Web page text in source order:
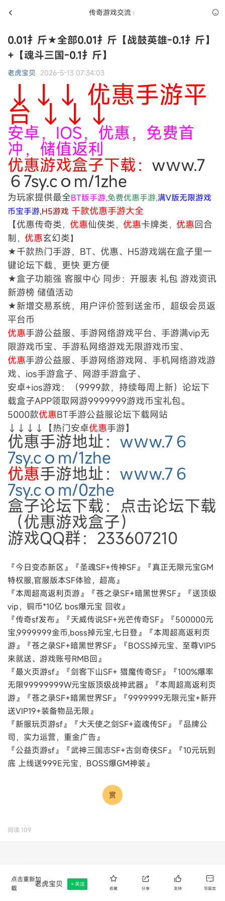
传奇游戏交流
0.01扌斤★全部0.01扌斤【战鼓英雄-0.1扌斤】
+【魂斗三国-0.1扌斤】
老虎宝贝 2026-5-13 07:34:03
↓↓↓ 优惠手游平
台 ↓↓↓
安卓，IOS，优惠，免费首
冲，储值返利
优惠游戏盒子下载： wｗw.7
６7sy.cｏm/1zhe
为玩家提供最全BT版手游,免费优惠手游,满V版无限游戏
币宝手游,H5游戏 千款优惠手游大全
【优惠传奇类， 优惠仙侠类， 优惠卡牌类， 优惠回合
制， 优惠玄幻类】
★千款热门手游，BT、优惠、H5游戏端在盒子里一
键论坛下载，更快 更方便
★盒子功能强 客服中心 同步：开服表 礼包 游戏资讯
新游榜 储值活动
★新增交易系统，用户评价签到送金币，超级会员返
平台币
优惠手游公益服、手游网络游戏平台、手游满vip无
限游戏币宝、手游私网络游戏无限游戏币宝、
优惠手游公益服、手游网络游戏网、手机网络游戏游
戏、ios手游盒子、网游手游盒子、
安卓+ios游戏：（9999款，持续每周上新）论坛下
载盒子APP领取网游9999999游戏币宝礼包。
5000款优惠BT手游公益服论坛下载网站
↓↓↓↓【热门安卓优惠手游】
优惠手游地址： wｗw.7６
7sy.cｏm/1zhe
优惠手游地址： wｗw.7６
7sy.cｏm/0zhe
盒子论坛下载：点击论坛下载
（优惠游戏盒子）
游戏QQ群：233607210
『今日变态新区』『圣魂SF+传神SF』『真正无限元宝GM
特权服,官服版本SF体验，超高』
『本周超高返利页游』『苍之录SF+暗黑世界SF』『送顶级
vip，铜币*10亿 bos爆元宝 回收』
『传奇sf发布』『天威传说SF+光芒传奇SF』『500000元
宝,9999999金币,boss掉元宝,七日登』『本周超高返利页
游』『苍之录SF+暗黑世界SF』『BOSS掉元宝、至尊VIP5
来就送、游戏账号RMB回』
『最火页游sf』『剑客下山SF+ 猎魔传奇SF』『100%爆率
无限99999999W元宝版顶级战神武器』『本周超高返利页
游』『苍之录SF+暗黑世界SF』『9999999无限元宝+新开
送VIP19+装备物品无限』
『新服玩页游sf』『大天使之剑SF+盗魂传SF』『品牌公
司，实力运营，重金广告』
『公益页游sf』『武神三国志SF+古剑奇侠SF』『10元玩到
底 上线送999E元宝，BOSS爆GM神装』
阅读 109
点击重新加
载
老虎宝贝 关注
收藏 分享 支持 写留言